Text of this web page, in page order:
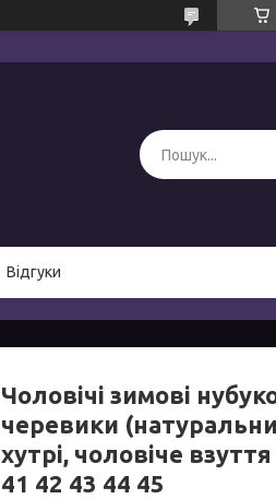
Відгуки
Чоловічі зимові
черевики
хутрі, чоловіче
41 42 43 44 45